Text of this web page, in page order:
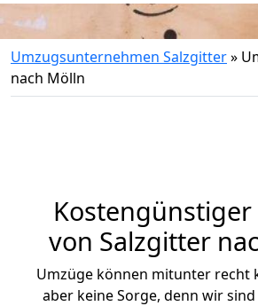
Umzugsunternehmen Salzgitter»
nach Mölln
von Salzgitter
Umzüge können mitunter recht
aber keine Sorge, denn wir